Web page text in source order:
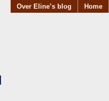
Home
Over Eline’s blog